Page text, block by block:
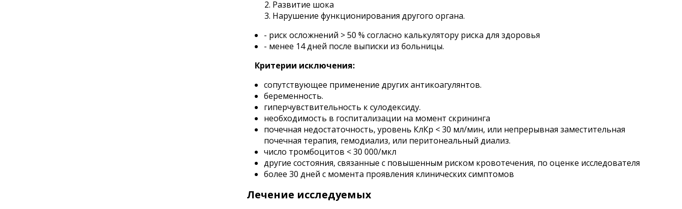
Развитие шока
Нарушение функционирования другого органа.
- риск осложнений > 50 % согласно калькулятору риска для здоровья
- менее 14 дней после выписки из больницы.
Критерии исключения:
сопутствующее применение других антикоагулянтов.
беременность.
гиперчувствительность к сулодексиду.
необходимость в госпитализации на момент скрининга
почечная недостаточность, уровень КлКр < 30 мл/мин, или непрерывная заместительная
почечная терапия, гемодиализ, или перитонеальный диализ.
число тромбоцитов < 30 000/мкл
другие состояния, связанные с повышенным риском кровотечения, по оценке исследователя
более 30 дней с момента проявления клинических симптомов
Лечение исследуемых